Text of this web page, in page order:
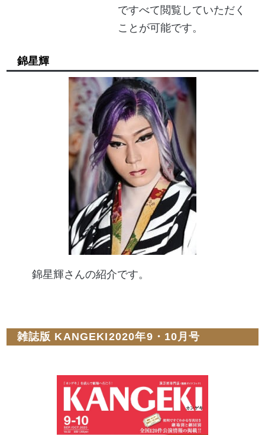
ですべて閲覧していただく
ことが可能です。
錦星輝
錦星輝さんの紹介です。
雑誌版 KANGEKI2020年9・10月号